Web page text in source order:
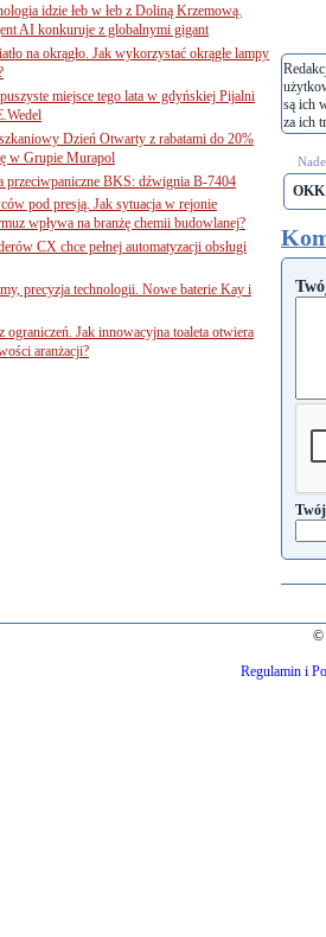
są ich
za ich
idzie łeb w łeb z Doliną Krzemową.
AI konkuruje z globalnymi gigant
na okrągło. Jak wykorzystać okrągłe lampy
miejsce tego lata w gdyńskiej Pijalni
Dzień Otwarty z rabatami do 20%
w Grupie Murapol
przeciwpaniczne BKS: dźwignia B-7404
pod presją. Jak sytuacja w rejonie
wpływa na branżę chemii budowlanej?
CX chce pełnej automatyzacji obsługi
precyzja technologii. Nowe baterie Kay i
ograniczeń. Jak innowacyjna toaleta otwiera
aranżacji?
©
Regulamin i